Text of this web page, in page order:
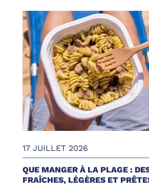
17 JUILLET 2026
QUE MANGER À LA PLAGE :
FRAÎCHES, LÉGÈRES ET